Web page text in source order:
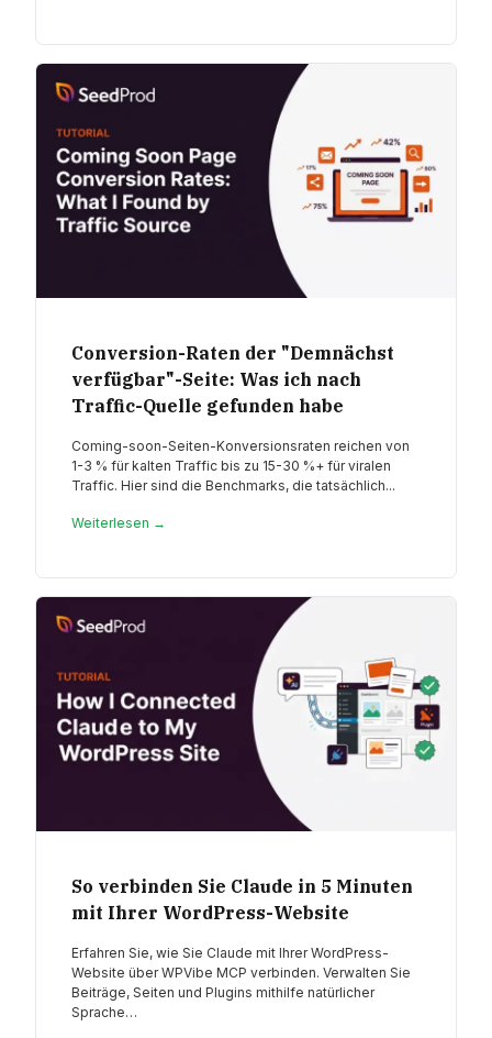
Conversion-Raten der "Demnächst
verfügbar"-Seite: Was ich nach
Traffic-Quelle gefunden habe
Coming-soon-Seiten-Konversionsraten reichen von
1-3 % für kalten Traffic bis zu 15-30 %+ für viralen
Traffic. Hier sind die Benchmarks, die tatsächlich...
Weiterlesen →
So verbinden Sie Claude in 5 Minuten
mit Ihrer WordPress-Website
Erfahren Sie, wie Sie Claude mit Ihrer WordPress-
Website über WPVibe MCP verbinden. Verwalten Sie
Beiträge, Seiten und Plugins mithilfe natürlicher
Sprache…